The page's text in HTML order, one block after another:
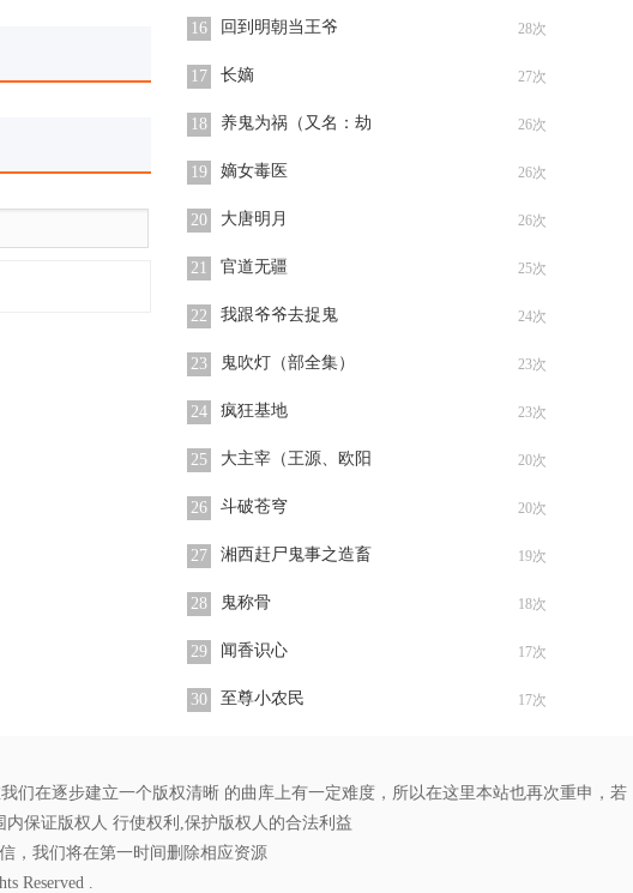
16 28次
回到明朝当王爷
17 27次
长嫡
18 26次
养鬼为祸（又名：劫
19 26次
嫡女毒医
20 26次
大唐明月
21 25次
官道无疆
22 24次
我跟爷爷去捉鬼
23 23次
鬼吹灯（部全集）
24 23次
疯狂基地
25 20次
大主宰（王源、欧阳
26 20次
斗破苍穹
27 19次
湘西赶尸鬼事之造畜
28 18次
鬼称骨
29 17次
闻香识心
30 17次
至尊小农民
们在逐步建立一个版权清晰 的曲库上有一定难度，所以在这里本站也再次重申，若
保证版权人 行使权利,保护版权人的合法利益
，我们将在第一时间删除相应资源
Reserved .